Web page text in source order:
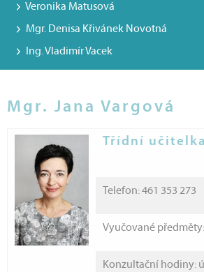
Veronika Matusová
Mgr. Denisa Křivánek Novotná
Ing. Vladimír Vacek
Mgr. Jana Vargová
Třídní
Telefon: 461 353 273
Vyučované předměty:
Konzultační hodiny: